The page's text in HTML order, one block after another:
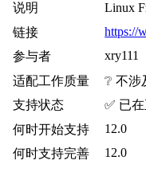
说明
Linux
链接
https://
参与者
xry111
适配工作质量
❔ 不涉
支持状态
✅ 已
何时开始支持
12.0
何时支持完善
12.0